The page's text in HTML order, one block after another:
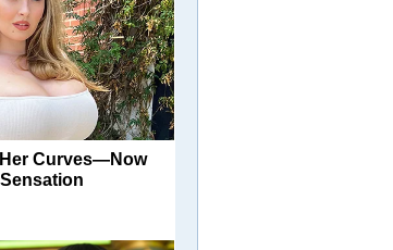
Curves—Now